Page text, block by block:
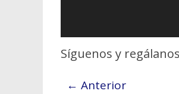
Síguenos y
← Anterior